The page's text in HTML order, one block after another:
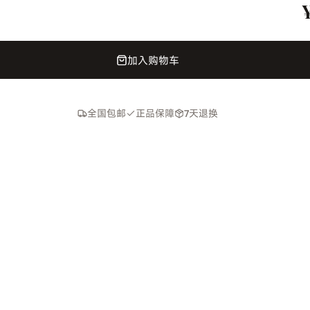
加入购物车
全国包邮 正品保障 7天退换